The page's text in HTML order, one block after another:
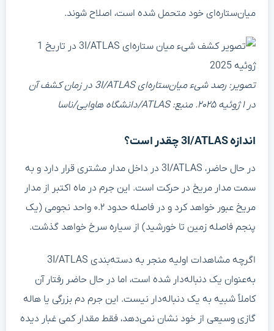
میان‌ستاره‌ای خود متحمل شده است، اصلاح شوند.
تصویر: رصد شیء میان‌ستاره‌ای 3I/ATLAS در زمان کشف آن
در ۱ ژوئیه ۲۰۲۵. منبع: ATLAS/دانشگاه هاوایی/ناسا
اندازه 3I/ATLAS چقدر است؟
در حال حاضر، 3I/ATLAS در داخل مدار مشتری قرار دارد و به
سمت مدار مریخ در حرکت است. این جرم در ماه اکتبر از مدار
مریخ عبور خواهد کرد و در فاصله حدود ۰.۲ واحد نجومی (یک
پنجم فاصله زمین تا خورشید) از سیاره سرخ خواهد گذشت.
اگرچه مشاهدات اولیه منجر به دسته‌بندی 3I/ATLAS
به‌عنوان یک دنباله‌دار شده است، اما در حال حاضر رفتار آن
کاملاً شبیه به یک دنباله‌دار نیست. این جرم دم بزرگی یا هاله
گازی وسیعی از خود نشان نمی‌دهد، فقط مقدار کمی غبار دیده